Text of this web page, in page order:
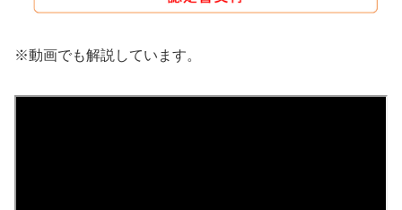
※動画でも解説しています。